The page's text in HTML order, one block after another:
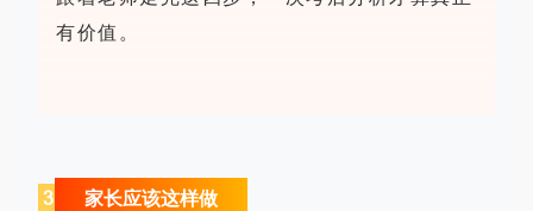
有价值。
3 家长应该这样做